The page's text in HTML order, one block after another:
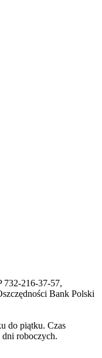
732-216-37-57,
Bank Polski
do piątku. Czas
roboczych.